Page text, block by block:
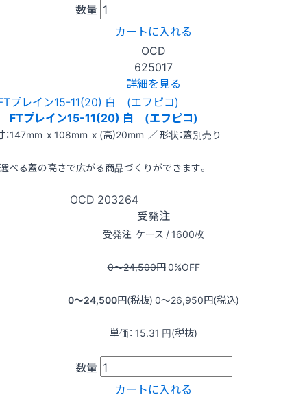
数量
カートに入れる
OCD
625017
詳細を見る
FTプレイン15-11(20) 白 (エフピコ)
：147mm x 108mm x (高)20mm ／ 形状：蓋別売り
選べる蓋の高さで広がる商品づくりができます。
OCD 203264
受発注
受発注 ケース / 1600枚
0〜24,500円0%OFF
0〜24,500円(税抜) 0〜26,950円(税込)
単価： 15.31 円(税抜)
数量
カートに入れる